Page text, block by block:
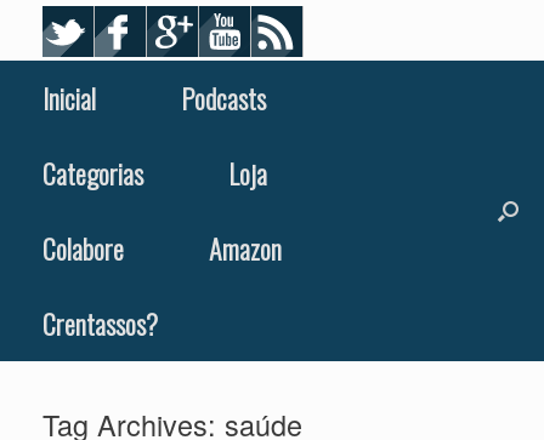
Inicial
Podcasts
Categorias
Loja
Colabore
Amazon
Crentassos?
Tag Archives: saúde